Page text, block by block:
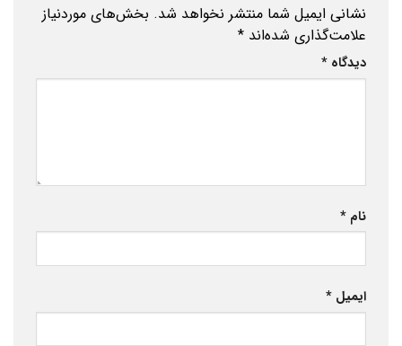
نشانی ایمیل شما منتشر نخواهد شد. بخش‌های موردنیاز
علامت‌گذاری شده‌اند *
دیدگاه *
نام *
ایمیل *